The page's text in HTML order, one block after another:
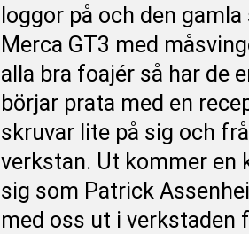
loggor på och den
Merca GT3 med
alla bra foajér så har de
börjar prata med en
skruvar lite på sig och
verkstan. Ut kommer en
sig som Patrick
med oss ut i verkstaden